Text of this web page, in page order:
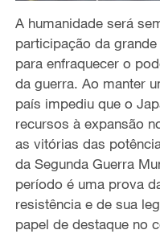
A humanidade será
participação da
para enfraquecer o
da guerra. Ao manter
país impediu que o
recursos à expansão
as vitórias das
da Segunda Guerra
período é uma prova
resistência e de sua
papel de destaque no